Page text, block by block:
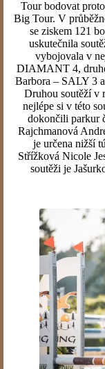
Tour bodovat
Big Tour. V
se ziskem 121
uskutečnila
vybojovala v
DIAMANT 4,
Barbora – SALY 3
Druhou soutěží v
nejlépe si v této
dokončili parkur
Rajchmanová
je určena nižší
Střížková Nicole
soutěži je